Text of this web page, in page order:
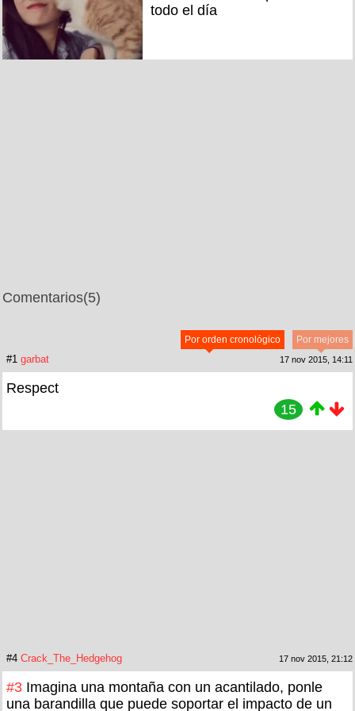
todo el día
Comentarios(5)
Por mejores
Por orden cronológico
#1 garbat 17 nov 2015, 14:11
Respect
15
#4 Crack_The_Hedgehog 17 nov 2015, 21:12
#3 Imagina una montaña con un acantilado, ponle
una barandilla que puede soportar el impacto de un